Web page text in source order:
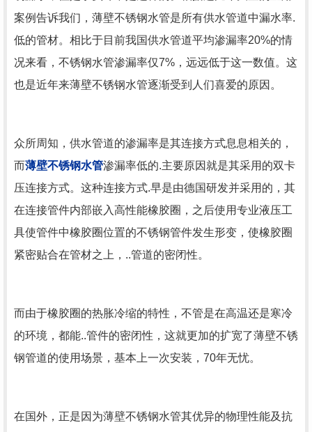
案例告诉我们，薄壁不锈钢水管是所有供水管道中漏水率.
低的管材。相比于目前我国供水管道平均渗漏率20%的情
况来看，不锈钢水管渗漏率仅7%，远远低于这一数值。这
也是近年来薄壁不锈钢水管逐渐受到人们喜爱的原因。
众所周知，供水管道的渗漏率是其连接方式息息相关的，
而薄壁不锈钢水管渗漏率低的.主要原因就是其采用的双卡
压连接方式。这种连接方式.早是由德国研发并采用的，其
在连接管件内部嵌入高性能橡胶圈，之后使用专业液压工
具使管件中橡胶圈位置的不锈钢管件发生形变，使橡胶圈
紧密贴合在管材之上，..管道的密闭性。
而由于橡胶圈的热胀冷缩的特性，不管是在高温还是寒冷
的环境，都能..管件的密闭性，这就更加的扩宽了薄壁不锈
钢管道的使用场景，基本上一次安装，70年无忧。
在国外，正是因为薄壁不锈钢水管其优异的物理性能及抗